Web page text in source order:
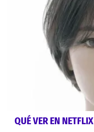
QUÉ VER EN NETFLIX